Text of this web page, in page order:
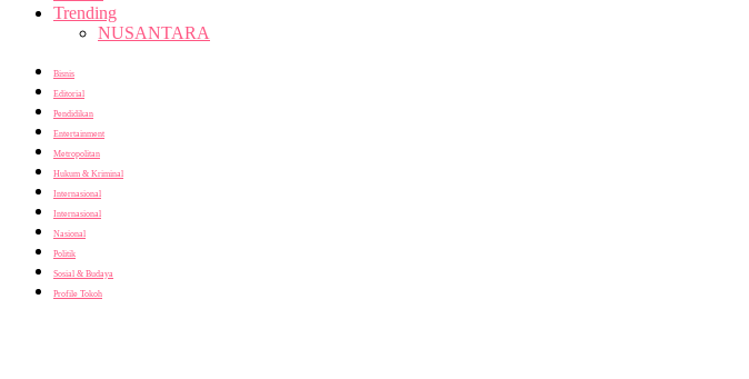
Trending
NUSANTARA
Bisnis
Editorial
Pendidikan
Entertainment
Metropolitan
Hukum & Kriminal
Internasional
Internasional
Nasional
Politik
Sosial & Budaya
Profile Tokoh